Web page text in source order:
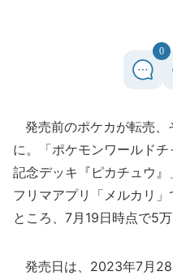
0
発売前のポケカが転売、
に。「ポケモンワールド
記念デッキ『ピカチュウ』
フリマアプリ「メルカリ
ところ、7月19日時点で5
発売日は、2023年7月28